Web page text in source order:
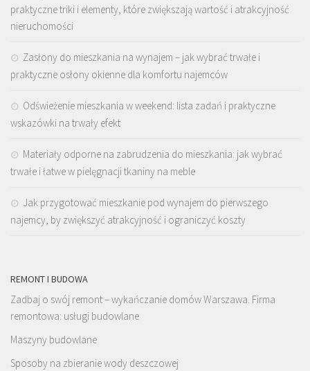
praktyczne triki i elementy, które zwiększają wartość i atrakcyjność
nieruchomości
Zasłony do mieszkania na wynajem – jak wybrać trwałe i
praktyczne osłony okienne dla komfortu najemców
Odświeżenie mieszkania w weekend: lista zadań i praktyczne
wskazówki na trwały efekt
Materiały odporne na zabrudzenia do mieszkania: jak wybrać
trwałe i łatwe w pielęgnacji tkaniny na meble
Jak przygotować mieszkanie pod wynajem do pierwszego
najemcy, by zwiększyć atrakcyjność i ograniczyć koszty
REMONT I BUDOWA
Zadbaj o swój remont – wykańczanie domów Warszawa. Firma
remontowa: usługi budowlane
Maszyny budowlane
Sposoby na zbieranie wody deszczowej